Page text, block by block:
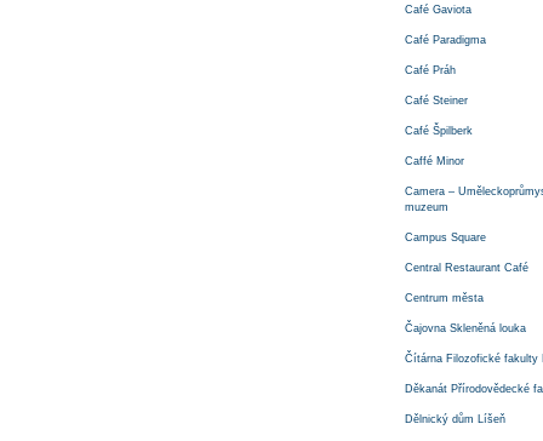
Café Gaviota
Café Paradigma
Café Práh
Café Steiner
Café Špilberk
Caffé Minor
Camera –
muzeum
Campus Square
Central Restaurant Café
Centrum města
Čajovna Skleněná louka
Čítárna Filozofické fakulty
Děkanát Přírodovědecké
Dělnický dům Líšeň